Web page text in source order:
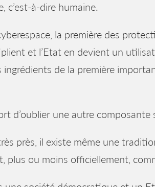
c’est-à-dire humaine.
la première des
et l’Etat en devient un
de la première
d’oublier une autre composante
près, il existe même une
plus ou moins officiellement,